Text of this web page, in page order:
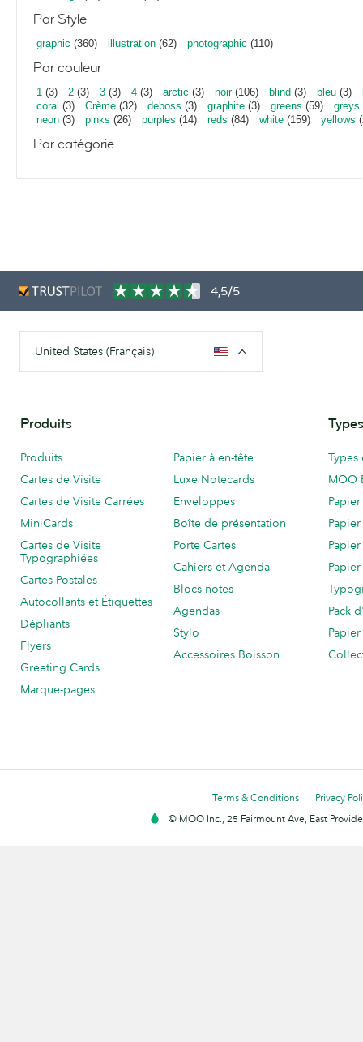
Par Style
graphic (360) illustration (62) photographic (110)
Par couleur
1 (3) 2 (3) 3 (3) 4 (3) arctic (3) noir(106) blind (3) bleu (3)
coral (3) Crème (32) deboss (3) graphite (3) greens (59) greys
neon (3) pinks (26) purples (14) reds (84) white (159) yellows
Par catégorie
4,5/5
United States (Français)
Produits
Produits
Cartes de Visite
Cartes de Visite Carrées
MiniCards
Cartes de Visite
Typographiées
Cartes Postales
Autocollants et Étiquettes
Dépliants
Flyers
Greeting Cards
Marque-pages
Papier à en-tête
Luxe Notecards
Enveloppes
Boîte de présentation
Porte Cartes
Cahiers et Agenda
Blocs-notes
Agendas
Stylo
Accessoires Boisson
MOO
Pack
Terms & Conditions
Privacy
© MOO Inc., 25 Fairmount Ave, East